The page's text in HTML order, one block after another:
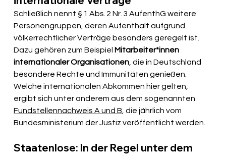
Schließlich nennt § 1 Abs. 2 Nr. 3 AufenthG weitere
Personengruppen, deren Aufenthalt aufgrund
völkerrechtlicher Verträge besonders geregelt ist.
Dazu gehören zum Beispiel Mitarbeiter*innen
internationaler Organisationen , die in Deutschland
besondere Rechte und Immunitäten genießen.
Welche internationalen Abkommen hier gelten,
ergibt sich unter anderem aus dem sogenannten
Fundstellennachweis A und B , die jährlich vom
Bundesministerium der Justiz veröffentlicht werden.
Staatenlose: In der Regel unter dem